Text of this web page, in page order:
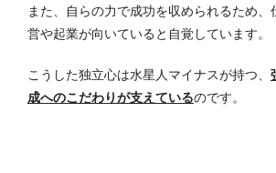
また、自らの力で成功を収められるため、
営や起業が向いていると自覚しています。
こうした独立心は水星人マイナスが持つ、
成へのこだわりが支えているのです。